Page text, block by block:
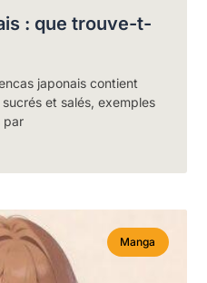
: que trouve-t-
japonais contient
et salés, exemples
par
Manga